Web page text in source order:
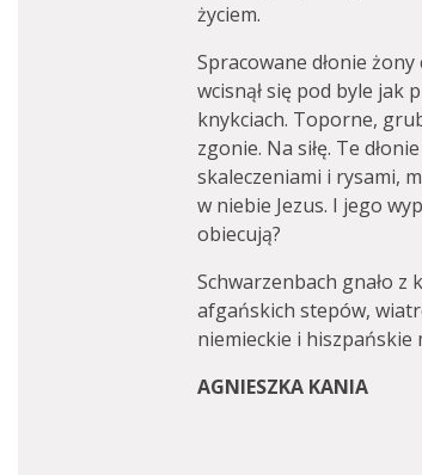
życiem.
Spracowane dłonie
wcisnął się pod byle jak
knykciach. Toporne,
zgonie. Na siłę. Te
skaleczeniami i rysami,
w niebie Jezus. I jego
obiecują?
Schwarzenbach gnało z
afgańskich stepów,
niemieckie i hiszpańskie
AGNIESZKA KANIA